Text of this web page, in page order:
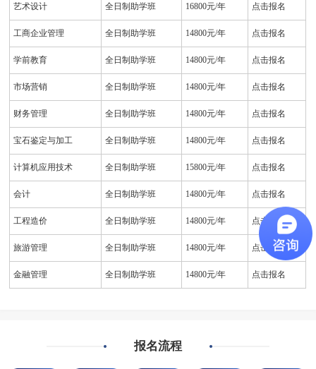
艺术设计 全日制助学班 16800元/年 点击报名
工商企业管理 全日制助学班 14800元/年 点击报名
学前教育 全日制助学班 14800元/年 点击报名
市场营销 全日制助学班 14800元/年 点击报名
财务管理 全日制助学班 14800元/年 点击报名
宝石鉴定与加工 全日制助学班 14800元/年 点击报名
计算机应用技术 全日制助学班 15800元/年 点击报名
会计 全日制助学班 14800元/年 点击报名
工程造价 全日制助学班 14800元/年 点击报名
旅游管理 全日制助学班 14800元/年 点击报名
金融管理 全日制助学班 14800元/年 点击报名
报名流程